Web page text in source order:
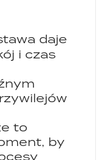
daje
i czas
to
by